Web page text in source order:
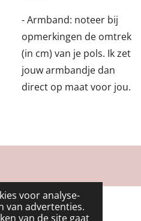
voor analyse-
van advertenties.
van de site gaat
- Armband: noteer bij
opmerkingen de omtrek
(in cm) van je pols. Ik zet
jouw armbandje dan
direct op maat voor jou.